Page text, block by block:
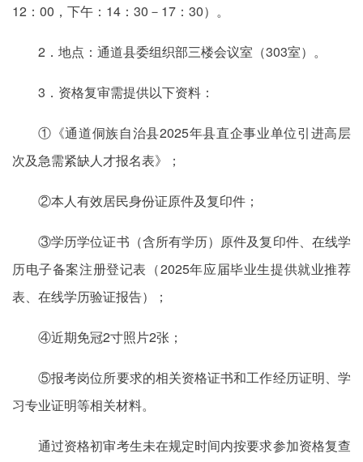
12：00，下午：14：30－17：30）。
2．地点：通道县委组织部三楼会议室（303室）。
3．资格复审需提供以下资料：
①《通道侗族自治县2025年县直企事业单位引进高层
次及急需紧缺人才报名表》；
②本人有效居民身份证原件及复印件；
③学历学位证书（含所有学历）原件及复印件、在线学
历电子备案注册登记表（2025年应届毕业生提供就业推荐
表、在线学历验证报告）；
④近期免冠2寸照片2张；
⑤报考岗位所要求的相关资格证书和工作经历证明、学
习专业证明等相关材料。
通过资格初审考生未在规定时间内按要求参加资格复查